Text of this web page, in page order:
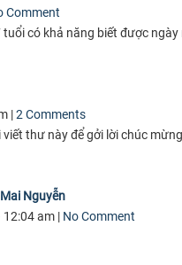
Comment
có khả năng biết được
|2 Comments
thư này để gởi lời chúc
Nguyễn
am | No Comment